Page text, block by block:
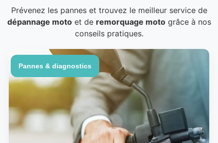
Prévenez les pannes et trouvez le meilleur service de
dépannage motoet de remorquage motogrâce à nos
conseils pratiques.
Pannes & diagnostics